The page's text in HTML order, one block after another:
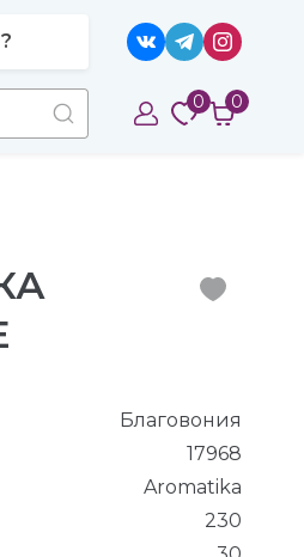
0 0
Благовония
17968
Aromatika
230